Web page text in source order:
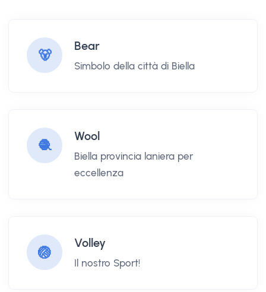
🐻
Bear
Simbolo della città di Biella
🧶
Wool
Biella provincia laniera per
eccellenza
🏐
Volley
Il nostro Sport!